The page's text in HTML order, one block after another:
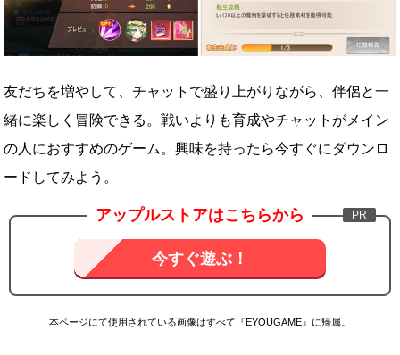
友だちを増やして、チャットで盛り上がりながら、伴侶と一
緒に楽しく冒険できる。戦いよりも育成やチャットがメイン
の人におすすめのゲーム。興味を持ったら今すぐにダウンロ
ードしてみよう。
アップルストアはこちらから
今すぐ遊ぶ！
本ページにて使用されている画像はすべて『EYOUGAME』に帰属。